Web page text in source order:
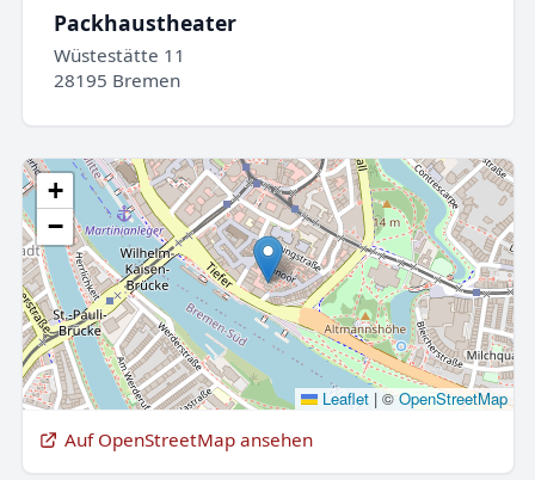
Packhaustheater
Wüstestätte 11
28195 Bremen
+
−
Leaflet |©OpenStreetMap
Auf OpenStreetMap ansehen